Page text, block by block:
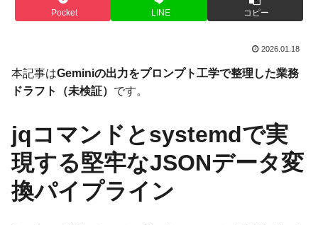
Pocket LINE コピー
2026.01.18
本記事はGeminiの出力をプロンプト工学で整理した業務
ドラフト（未検証） です。
jqコマンドとsystemdで実
現する堅牢なJSONデータ変
換パイプライン